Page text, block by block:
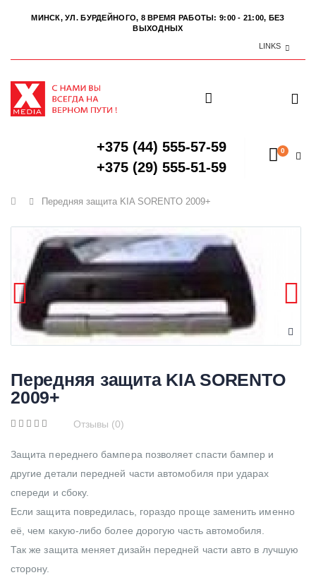
МИНСК, УЛ. БУРДЕЙНОГО, 8 ВРЕМЯ РАБОТЫ: 9:00 - 21:00, БЕЗ
ВЫХОДНЫХ
LINKS
+375 (44) 555-57-59
+375 (29) 555-51-59
0
Главная
Передняя защита KIA SORENTO 2009+
Передняя защита KIA SORENTO
2009+
Отзывы (0)
Защита переднего бампера позволяет спасти бампер и
другие детали передней части автомобиля при ударах
спереди и сбоку.
Если защита повредилась, гораздо проще заменить именно
её, чем какую-либо более дорогую часть автомобиля.
Так же защита меняет дизайн передней части авто в лучшую
сторону.